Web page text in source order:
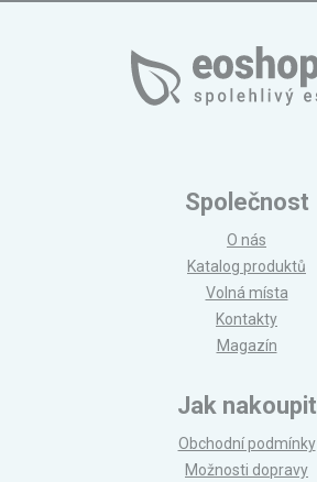
Společnost
O nás
Katalog produktů
Volná místa
Kontakty
Magazín
Jak nakoupit
Obchodní podmínky
Možnosti dopravy